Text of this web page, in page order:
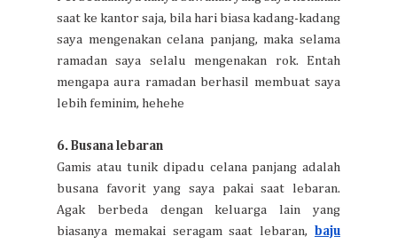
saat ke kantor saja, bila hari biasa kadang-kadang
saya mengenakan celana panjang, maka selama
ramadan saya selalu mengenakan rok. Entah
mengapa aura ramadan berhasil membuat saya
lebih feminim, hehehe
6. Busana lebaran
Gamis atau tunik dipadu celana panjang adalah
busana favorit yang saya pakai saat lebaran.
Agak berbeda dengan keluarga lain yang
biasanya memakai seragam saat lebaran, baju